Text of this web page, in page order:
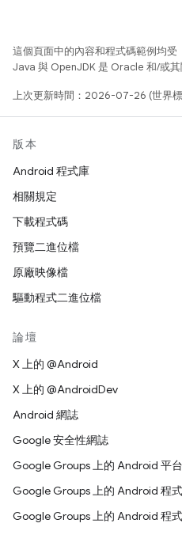
這個頁面中的內容和程式碼範例均受
Java 與 OpenJDK 是 Oracle 和/或其
上次更新時間：2026-07-26 (世界標
版本
Android 程式庫
相關規定
下載程式碼
預覽二進位檔
原廠映像檔
驅動程式二進位檔
論壇
X 上的 @Android
X 上的 @AndroidDev
Android 網誌
Google 安全性網誌
Google Groups 上的 Android 平
Google Groups 上的 Android 程
Google Groups 上的 Android 程